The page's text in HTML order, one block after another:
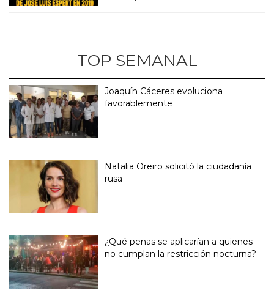
TOP SEMANAL
Joaquín Cáceres evoluciona
favorablemente
Natalia Oreiro solicitó la ciudadanía
rusa
¿Qué penas se aplicarían a quienes
no cumplan la restricción nocturna?